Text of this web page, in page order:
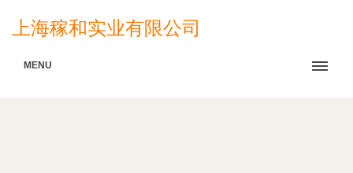
上海稼和实业有限公司
MENU